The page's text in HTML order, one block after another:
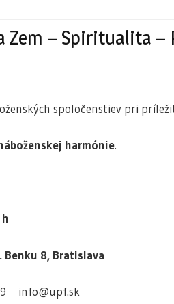
Zem – Spiritualita –
spoločenstiev pri
harmónie.
Benku 8, Bratislava
info@upf.sk